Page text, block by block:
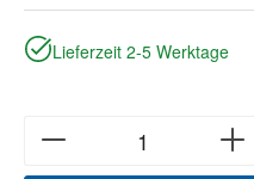
Lieferzeit 2-5 Werktage